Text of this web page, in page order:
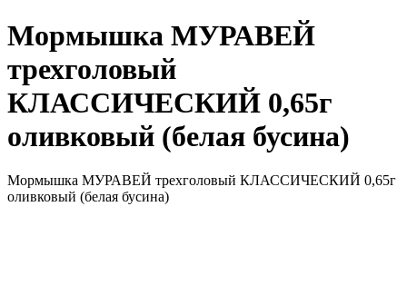
Мормышка МУРАВЕЙ
трехголовый
КЛАССИЧЕСКИЙ 0,65г
оливковый (белая бусина)
Мормышка МУРАВЕЙ трехголовый КЛАССИЧЕСКИЙ 0,65г
оливковый (белая бусина)